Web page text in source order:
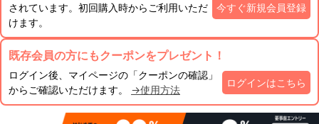
されています。初回購入時からご利用いただ
けます。
今すぐ新規会員登録
既存会員の方にもクーポンをプレゼント！
ログイン後、マイページの「クーポンの確認」
からご確認いただけます。 →使用方法
ログインはこちら